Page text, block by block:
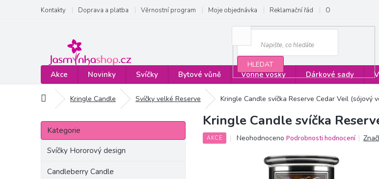
obsah
Kontakty Doprava a platba Věrnostní program Moje objednávka Reklamační řád Obchodní podmínky
HLEDAT
Akce Novinky Svíčky Bytové vůně Vonné vosky Dárkové sady
Domů Kringle Candle Svíčky velké Reserve Kringle Candle svíčka Reserve Cedar Veil (sójový
P
s
Přeskočit
kategorie
Kategorie
Svíčky Hororový design
Candleberry Candle
Kringle Candle svíčka
AKCE
Průměrné
Neohodnoceno Podrobnosti hodnocení